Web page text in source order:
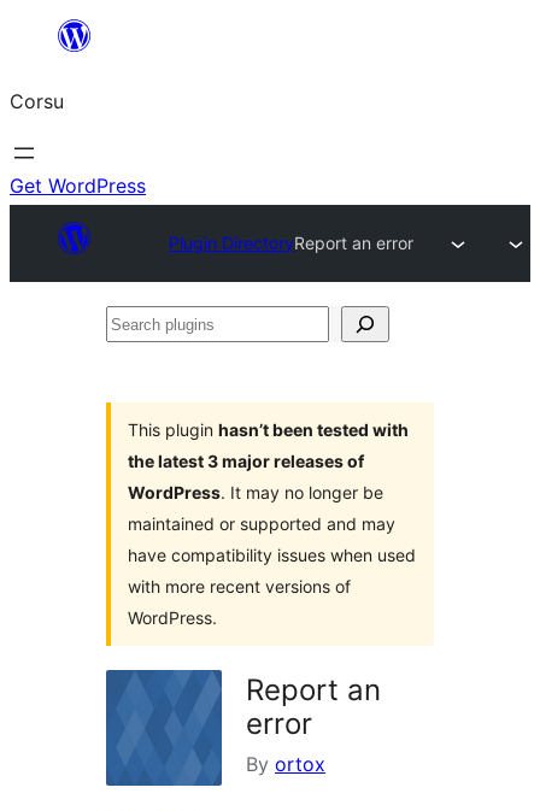
content
Corsu
Get WordPress
Plugin DirectoryReport an error
Search
This plugin hasn’t been tested with
the latest 3 major releases of
WordPress. It may no longer be
maintained or supported and may
have compatibility issues when used
with more recent versions of
WordPress.
Report an
error
By ortox